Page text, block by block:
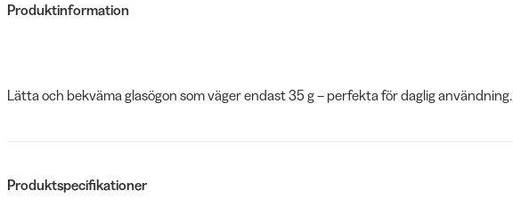
Produktinformation
Lätta och bekväma glasögon som väger endast 35 g – perfekta för daglig användning.
Produktspecifikationer